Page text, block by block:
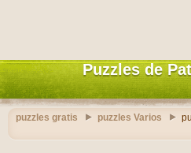
Puzzles de
puzzles gratis puzzles Varios